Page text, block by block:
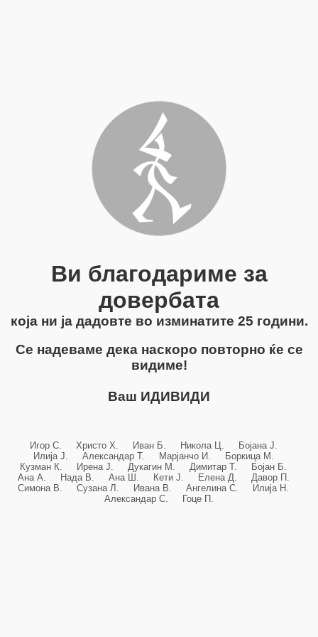
Ви благодариме за
довербата
која ни ја дадовте во изминатите 25 години.
Се надеваме дека наскоро повторно ќе се
видиме!
Ваш ИДИВИДИ
Игор С. Христо Х. Иван Б. Никола Ц. Бојана Ј.
Илија Ј. Александар Т. Марјанчо И. Боркица М.
Кузман К. Ирена Ј. Дукагин М. Димитар Т. Бојан Б.
Ана А. Нада В. Ана Ш. Кети Ј. Елена Д. Давор П.
Симона В. Сузана Л. Ивана В. Ангелина С. Илија Н.
Александар С. Гоце П.